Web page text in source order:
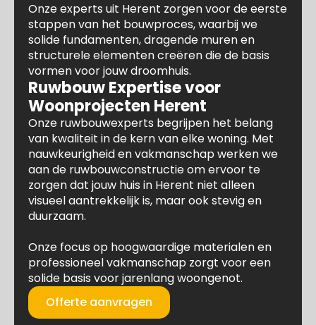
Onze experts uit Herent zorgen voor de eerste
stappen van het bouwproces, waarbij we
solide fundamenten, dragende muren en
structurele elementen creëren die de basis
vormen voor jouw droomhuis.
Ruwbouw Expertise voor
Woonprojecten Herent
Onze ruwbouwexperts begrijpen het belang
van kwaliteit in de kern van elke woning. Met
nauwkeurigheid en vakmanschap werken we
aan de ruwbouwconstructie om ervoor te
zorgen dat jouw huis in Herent niet alleen
visueel aantrekkelijk is, maar ook stevig en
duurzaam.
Onze focus op hoogwaardige materialen en
professioneel vakmanschap zorgt voor een
solide basis voor jarenlang woongenot.
Offerte aanvragen